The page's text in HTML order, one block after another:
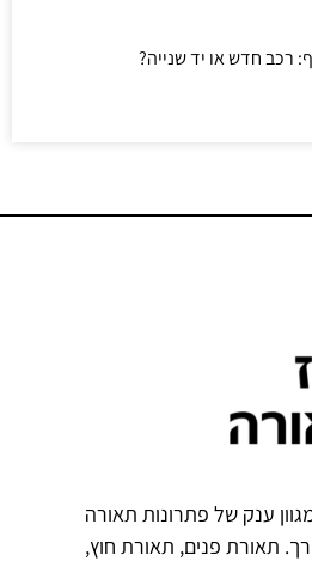
רכב חדש או יד שנייה?
ענק של פתרונות תאורה
תאורת פנים, תאורת חוץ,